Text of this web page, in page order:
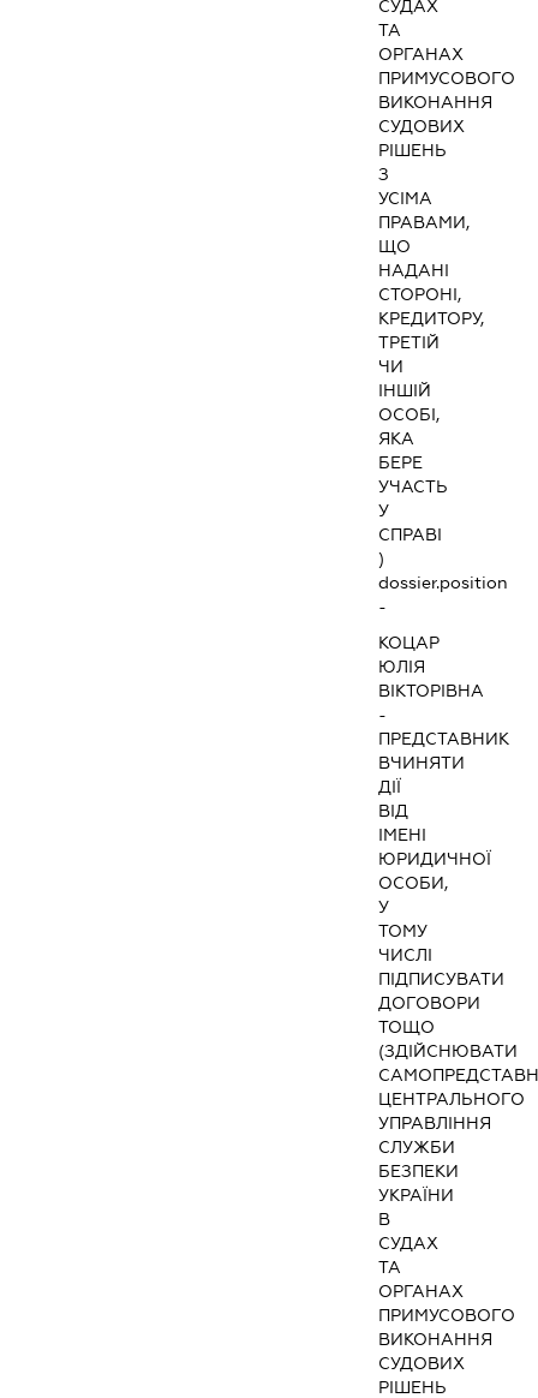
СУДАХ
ТА
ОРГАНАХ
ПРИМУСОВОГО
ВИКОНАННЯ
СУДОВИХ
РІШЕНЬ
З
УСІМА
ПРАВАМИ,
ЩО
НАДАНІ
СТОРОНІ,
КРЕДИТОРУ,
ТРЕТІЙ
ЧИ
ІНШІЙ
ОСОБІ,
ЯКА
БЕРЕ
УЧАСТЬ
У
СПРАВІ
)
dossier.position
-
КОЦАР
ЮЛІЯ
ВІКТОРІВНА
-
ПРЕДСТАВНИК
ВЧИНЯТИ
ДІЇ
ВІД
ІМЕНІ
ЮРИДИЧНОЇ
ОСОБИ,
У
ТОМУ
ЧИСЛІ
ПІДПИСУВАТИ
ДОГОВОРИ
ТОЩО
(ЗДІЙСНЮВАТИ
ЦЕНТРАЛЬНОГО
УПРАВЛІННЯ
СЛУЖБИ
БЕЗПЕКИ
УКРАЇНИ
В
СУДАХ
ТА
ОРГАНАХ
ПРИМУСОВОГО
ВИКОНАННЯ
СУДОВИХ
РІШЕНЬ